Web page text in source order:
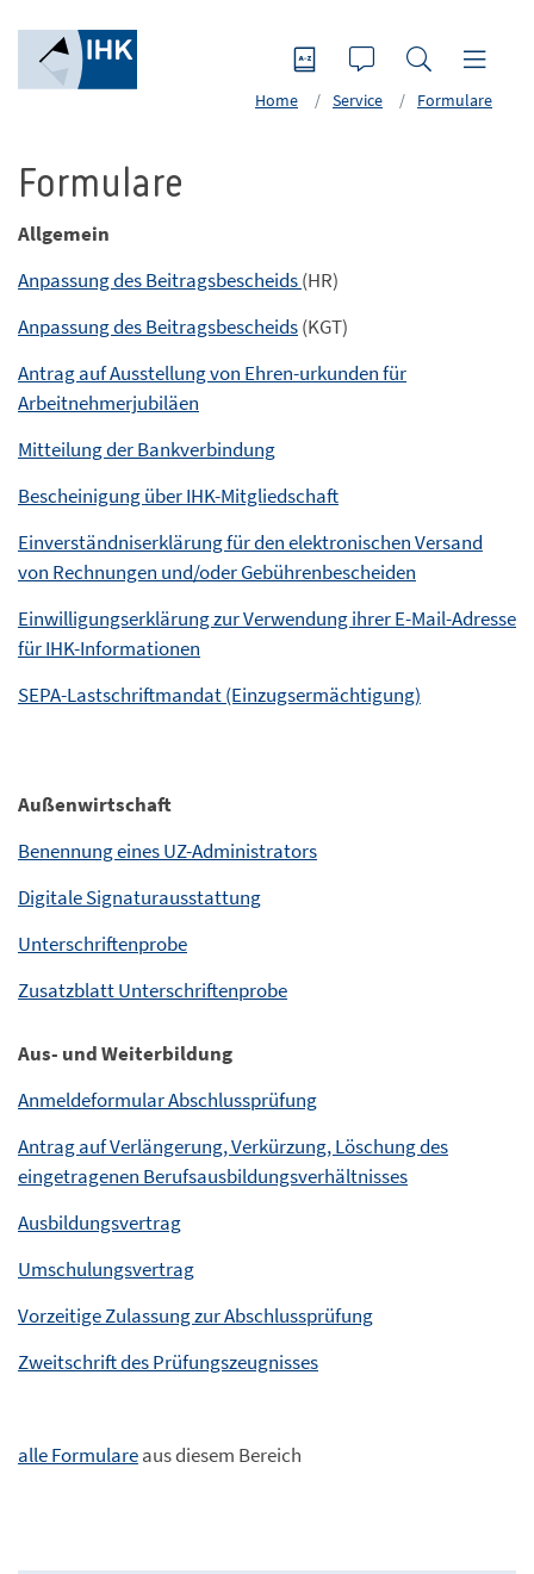
Home Service Formulare
Formulare
Allgemein
Anpassung des Beitragsbescheids(HR)
Anpassung des Beitragsbescheids(KGT)
Antrag auf Ausstellung von Ehren-urkunden für
Arbeitnehmerjubiläen
Mitteilung der Bankverbindung
Bescheinigung über IHK-Mitgliedschaft
Einverständniserklärung für den elektronischen Versand
von Rechnungen und/oder Gebührenbescheiden
Einwilligungserklärung zur Verwendung ihrer E-Mail-Adresse
für IHK-Informationen
SEPA-Lastschriftmandat (Einzugsermächtigung)
Außenwirtschaft
Benennung eines UZ-Administrators
Digitale Signaturausstattung
Unterschriftenprobe
Zusatzblatt Unterschriftenprobe
Aus- und Weiterbildung
Anmeldeformular Abschlussprüfung
Antrag auf Verlängerung, Verkürzung, Löschung des
eingetragenen Berufsausbildungsverhältnisses
Ausbildungsvertrag
Umschulungsvertrag
Vorzeitige Zulassung zur Abschlussprüfung
Zweitschrift des Prüfungszeugnisses
alle Formulareaus diesem Bereich